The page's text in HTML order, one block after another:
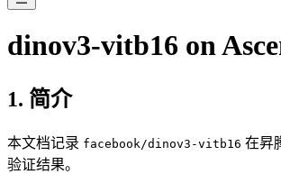
dinov3-vitb16 on
1. 简介
本文档记录 facebook/dinov3-vitb16 在昇
验证结果。